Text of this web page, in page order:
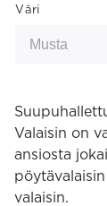
Väri
Valaisin on
ansiosta
valaisin.